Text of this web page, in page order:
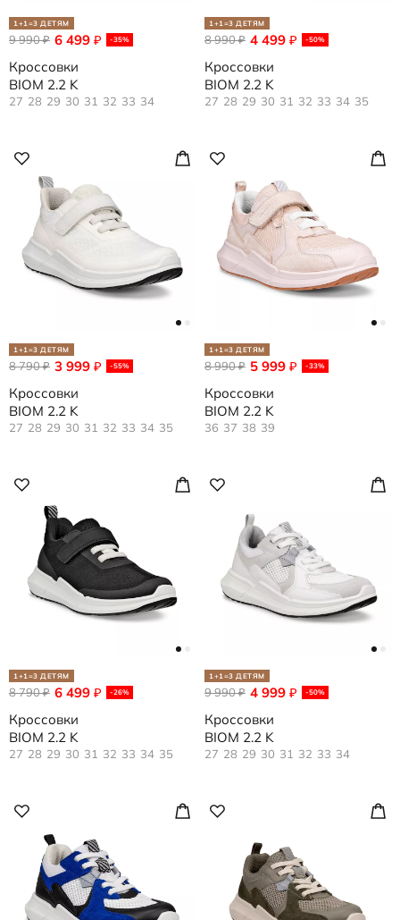
1+1=3 ДЕТЯМ
6 499 ₽ -35%
9 990₽
Кроссовки
BIOM 2.2 K
27 28 29 30 31 32 33 34
1+1=3 ДЕТЯМ
4 499 ₽ -50%
8 990₽
Кроссовки
BIOM 2.2 K
27 28 29 30 31 32 33 34 35
1+1=3 ДЕТЯМ
3 999 ₽ -55%
8 790₽
Кроссовки
BIOM 2.2 K
27 28 29 30 31 32 33 34 35
1+1=3 ДЕТЯМ
5 999 ₽ -33%
8 990₽
Кроссовки
BIOM 2.2 K
36 37 38 39
1+1=3 ДЕТЯМ
6 499 ₽ -26%
8 790₽
Кроссовки
BIOM 2.2 K
27 28 29 30 31 32 33 34 35
1+1=3 ДЕТЯМ
4 999 ₽ -50%
9 990₽
Кроссовки
BIOM 2.2 K
27 28 29 30 31 32 33 34